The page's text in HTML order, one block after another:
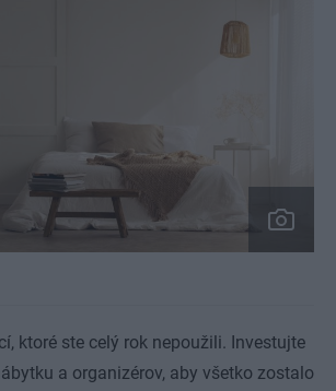
ktoré ste celý rok nepoužili. Investujte
a organizérov, aby všetko zostalo